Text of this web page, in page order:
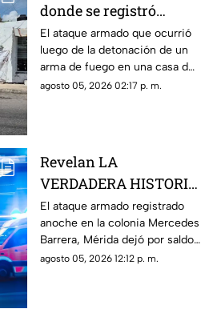
donde se registró
anoche ocurrió un
ATAQUE ARM4DO y
hombre bal3ado
El ataque armado que ocurrió
luego de la detonación de un
arma de fuego en una casa de
la colonia Mercedes Barrera,
agosto 05, 2026 02:17 p. m.
Revelan LA
VERDADERA HISTORIA
de lo que pasó anoche
en la Mercedes Barrera,
Mérida donde se
registró OTRO ATAQUE
El ataque armado registrado
anoche en la colonia Mercedes
Barrera, Mérida dejó por saldo
un hombre baleado y una
agosto 05, 2026 12:12 p. m.